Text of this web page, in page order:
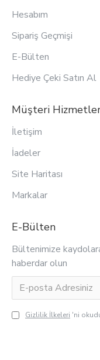
Hesabım
Sipariş Geçmişi
E-Bülten
Hediye Çeki Satın Al
Müşteri
İletişim
İadeler
Site Haritası
Markalar
E-Bülten
Bültenimize
haberdar olun
Gizlilik İlkeleri 'ni